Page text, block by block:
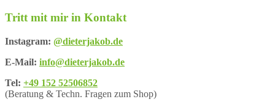
Tritt mit mir in Kontakt
Instagram: @dieterjakob.de
E-Mail: info@dieterjakob.de
Tel: +49 152 52506852
(Beratung & Techn. Fragen zum Shop)